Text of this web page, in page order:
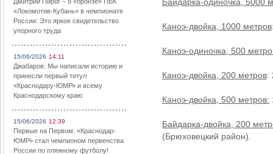
«Локомотив-Кубань» в чемпионате
России: Это яркое свидетельство
упорного труда
15/06/2026 14:11
Джабаров: Мы написали историю и
принесли первый титул
«Краснодару-ЮМР» и всему
Краснодарскому краю
15/06/2026 12:39
Первые на Первом: «Краснодар-
ЮМР» стал чемпионом первенства
России по пляжному футболу!
Каноэ-двойка, 1000 метров
Каноэ-одиночка, 500
Каноэ-двойка, 200 метров:
Каноэ-двойка, 500 метров:
Байдарка-двойка, 200
(Брюховецкий район).